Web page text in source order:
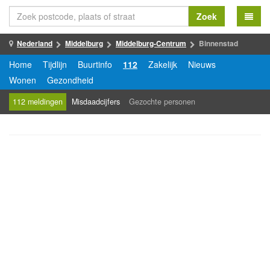
Zoek
Nederland Middelburg Middelburg-Centrum Binnenstad
Home Tijdlijn Buurtinfo 112 Zakelijk
Nieuws
Wonen
Gezondheid
112 meldingen Misdaadcijfers Gezochte personen